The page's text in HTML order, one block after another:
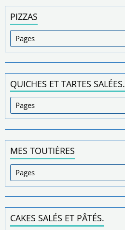
PIZZAS
QUICHES ET TARTES SALÉES.
MES TOUTIÈRES
CAKES SALÉS ET PÂTÉS.